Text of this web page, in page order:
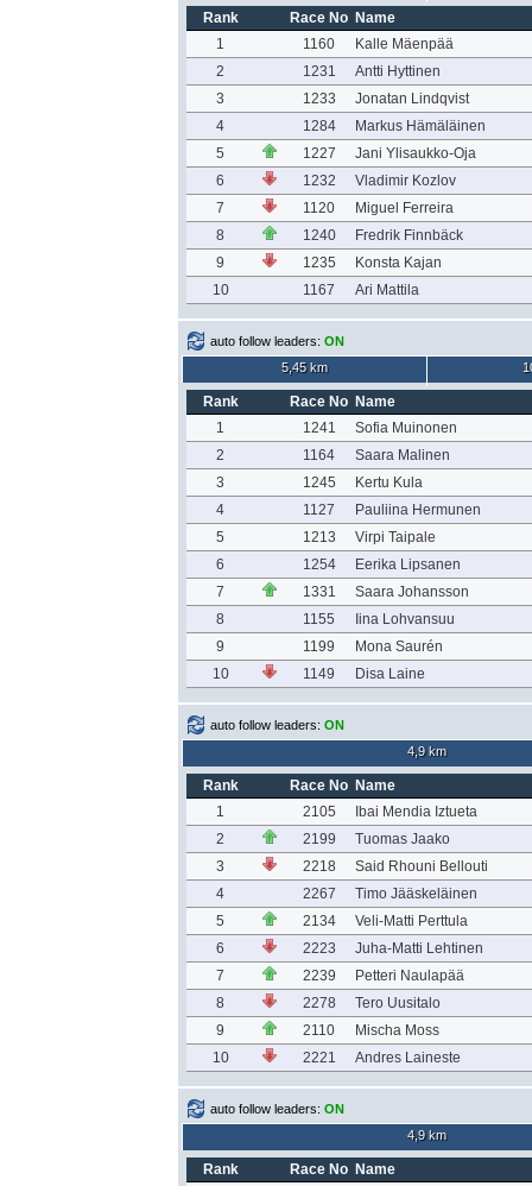
Rank Race No Name
1
1160
Kalle Mäenpää
2
1231
Antti Hyttinen
3
1233
Jonatan Lindqvist
4
1284
Markus Hämäläinen
5
1227
Jani Ylisaukko-Oja
6
1232
Vladimir Kozlov
7
1120
Miguel Ferreira
8
1240
Fredrik Finnbäck
9
1235
Konsta Kajan
10
1167 Ari Mattila
auto follow leaders: ON
5,45 km
Rank Race No Name
1
1241
Sofia Muinonen
2
1164
Saara Malinen
3
1245
Kertu Kula
4
1127
Pauliina Hermunen
5
1213
Virpi Taipale
6
1254
Eerika Lipsanen
7
1331
Saara Johansson
8
1155
Iina Lohvansuu
9
1199
Mona Saurén
10
1149 Disa Laine
auto follow leaders: ON
4,9 km
Rank Race No Name
1
2105
Ibai Mendia Iztueta
2
2199
Tuomas Jaako
3
2218
Said Rhouni Bellouti
4
2267
Timo Jääskeläinen
5
2134
Veli-Matti Perttula
6
2223
Juha-Matti Lehtinen
7
2239
Petteri Naulapää
8
2278
Tero Uusitalo
9
2110
Mischa Moss
10
2221 Andres Laineste
auto follow leaders: ON
4,9 km
Rank Race No Name